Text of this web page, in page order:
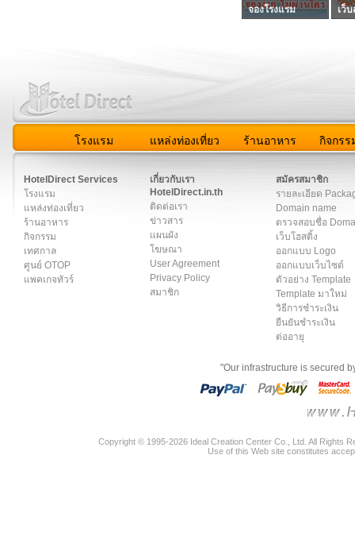
จองโรงแรม เว็
โรงแรม แหล่งท่องเที่ยว ร้านอาหาร กิจกรร
HotelDirect Services
โรงแรม
แหล่งท่องเที่ยว
ร้านอาหาร
กิจกรรม
เทศกาล
ศูนย์ OTOP
แพคเกจทัวร์
เกี่ยวกับเรา
HotelDirect.in.th
ติดต่อเรา
ข่าวสาร
แผนผัง
โฆษณา
User Agreement
Privacy Policy
สมาชิก
สมัครสมาชิก
รายละเอียด
Domain name
ตรวจสอบชื่อ
เว็บโฮสติ้ง
ออกแบบ Logo
ออกแบบเว็บไซต์
ตัวอย่าง Template
Template มาใหม่
วิธีการชำระเงิน
ยืนยันชำระเงิน
ต่ออายุ
"Our infrastructure is secured
Copyright © 1995-2026 Ideal Creation Center Co., Ltd. All Rights
Use of this Web site constitutes